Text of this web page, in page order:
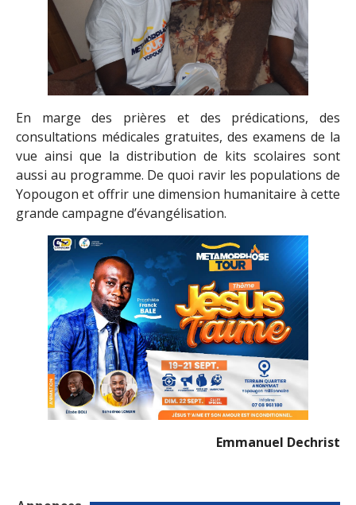
En marge des prières et des prédications, des
consultations médicales gratuites, des examens de la
vue ainsi que la distribution de kits scolaires sont
aussi au programme. De quoi ravir les populations de
Yopougon et offrir une dimension humanitaire à cette
grande campagne d’évangélisation.
Emmanuel Dechrist